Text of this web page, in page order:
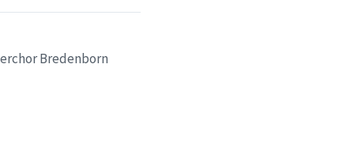
Bredenborn